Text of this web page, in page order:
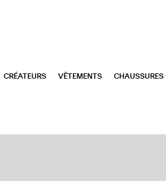
CRÉATEURS VÊTEMENTS CHAUSSURES